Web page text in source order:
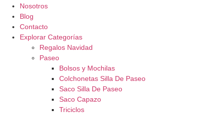
Nosotros
Blog
Contacto
Explorar Categorías
Regalos Navidad
Paseo
Bolsos y Mochilas
Colchonetas Silla De Paseo
Saco Silla De Paseo
Saco Capazo
Triciclos